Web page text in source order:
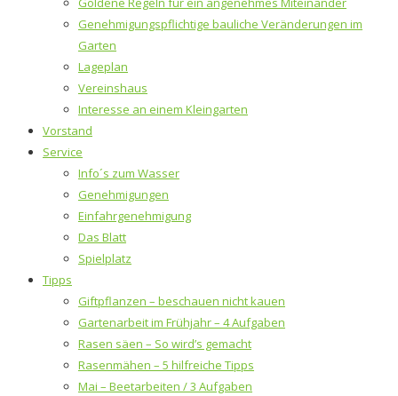
Genehmigungspflichtige bauliche Veränderungen im
Garten
Lageplan
Vereinshaus
Interesse an einem Kleingarten
Vorstand
Service
Info´s zum Wasser
Genehmigungen
Einfahrgenehmigung
Das Blatt
Spielplatz
Tipps
Giftpflanzen – beschauen nicht kauen
Gartenarbeit im Frühjahr – 4 Aufgaben
Rasen säen – So wird’s gemacht
Rasenmähen – 5 hilfreiche Tipps
Mai – Beetarbeiten / 3 Aufgaben